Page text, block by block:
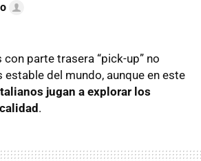
parte trasera “pick-up” no
estable del mundo, aunque en este
jugan a explorar los
.